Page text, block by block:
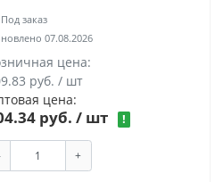
Под заказ
07.08.2026
цена:
руб. / шт
цена:
руб./ шт !
+